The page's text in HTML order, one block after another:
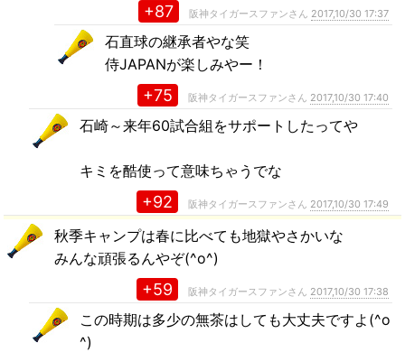
+87 阪神タイガースファンさん 2017,10/30 17:37
石直球の継承者やな笑
侍JAPANが楽しみやー！
+75 阪神タイガースファンさん 2017,10/30 17:40
石崎～来年60試合組をサポートしたってや
キミを酷使って意味ちゃうでな
+92 阪神タイガースファンさん 2017,10/30 17:49
秋季キャンプは春に比べても地獄やさかいな
みんな頑張るんやぞ(^o^)
+59 阪神タイガースファンさん 2017,10/30 17:38
この時期は多少の無茶はしても大丈夫ですよ(^o
^)